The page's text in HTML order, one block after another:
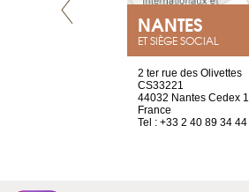
NANTES
ET SIÈGE SOCIAL
2 ter rue des Olivettes
CS33221
44032 Nantes Cedex 1
France
Tel : +33 2 40 89 34 44